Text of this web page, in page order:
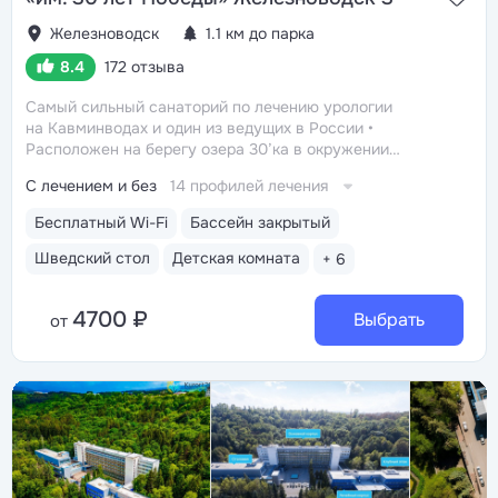
Железноводск
1.1 км до парка
8.4
172 отзыва
Самый сильный санаторий по лечению урологии
на Кавминводах и один из ведущих в России
Расположен на берегу озера 30’ка в окружении
близости к санаторию
Озеро 30’ка — одна из главных
достопримечательностей Железноводска: пирсы
с местами для загара, спортивные и детские площадки,
места для отдыха с качелями, арт-объекты, уютные
проводятся городские праздники, концерты,
кинофестиваль
Свой бювет с минеральной водой
«Славяновская». 7 минут до бювета-книги № 69,
15 минут до галерей источников «Смирновский»
и «Семашко»
Бесплатный Wi-Fi
Бассейн закрытый
Шведский стол
Детская комната + 6
С лечением и без 14 профилей лечения
от 4700 ₽ Выбрать